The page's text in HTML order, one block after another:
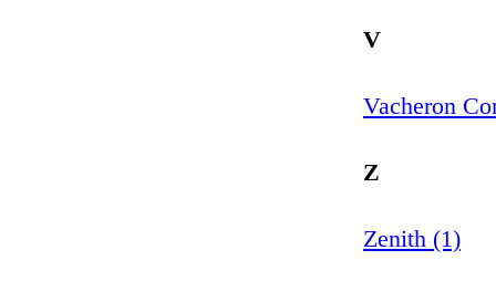
V
Vacheron
Z
Zenith (1)